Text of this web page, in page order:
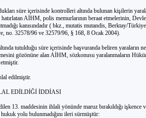
süre içerisinde kontrolleri altında bulunan kişilerin
AİHM, polis memurlarının beraat etmelerinin,
kanısındadır ( bkz., mutatis mutandis, Berktay/
no. 32578/96 ve 32579/96, § 168, 8 Ocak 2004).
tutulduğu süre içerisinde başvuranda beliren yaraların
gözönüne alan AİHM, sözkonusu yaralanmaların
edilmiştir.
EDİLDİĞİ İDDİASI
13. maddesinin ihlali yönünde maruz bırakıldığı işkence
yolu bulunmadığını ileri sürmüştür: